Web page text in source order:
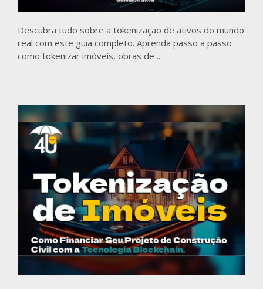
Descubra tudo sobre a tokenização de ativos do mundo
real com este guia completo. Aprenda passo a passo
como tokenizar imóveis, obras de ...